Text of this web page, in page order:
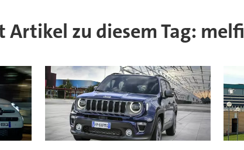
Artikel zu diesem Tag: melfi